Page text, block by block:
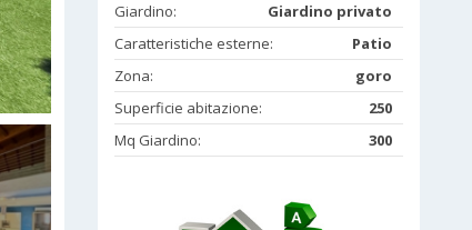
Giardino:
Giardino privato
Caratteristiche esterne:
Patio
Zona:
goro
Superficie abitazione:
250
Mq Giardino:
300